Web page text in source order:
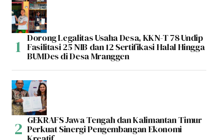
Dorong Legalitas Usaha Desa, KKN-T 78 Undip
Fasilitasi 25 NIB dan 12 Sertifikasi Halal Hingga
BUMDes di Desa Mranggen
GEKRAFS Jawa Tengah dan Kalimantan Timur
Perkuat Sinergi Pengembangan Ekonomi